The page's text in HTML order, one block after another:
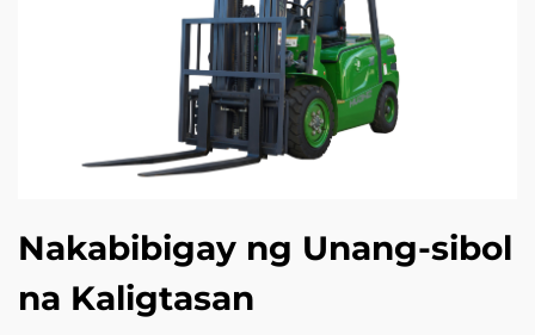
Nakabibigay ng Unang-sibol
na Kaligtasan